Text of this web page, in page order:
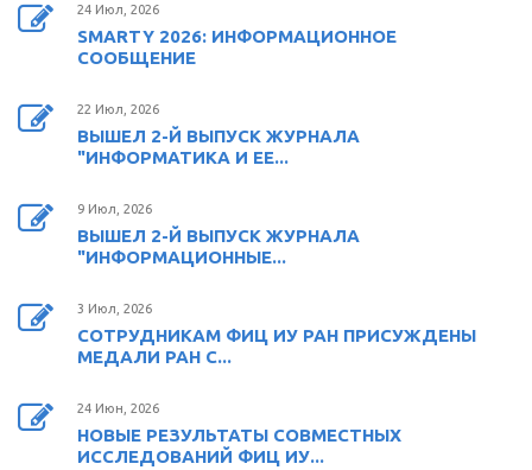
24 Июл, 2026
SMARTY 2026: ИНФОРМАЦИОННОЕ
СООБЩЕНИЕ
22 Июл, 2026
ВЫШЕЛ 2-Й ВЫПУСК ЖУРНАЛА
"ИНФОРМАТИКА И ЕЕ...
9 Июл, 2026
ВЫШЕЛ 2-Й ВЫПУСК ЖУРНАЛА
"ИНФОРМАЦИОННЫЕ...
3 Июл, 2026
СОТРУДНИКАМ ФИЦ ИУ РАН ПРИСУЖДЕНЫ
МЕДАЛИ РАН С...
24 Июн, 2026
НОВЫЕ РЕЗУЛЬТАТЫ СОВМЕСТНЫХ
ИССЛЕДОВАНИЙ ФИЦ ИУ...